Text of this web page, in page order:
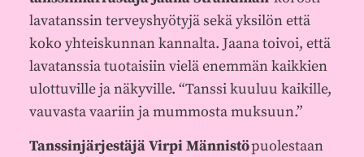
lavatanssin terveyshyötyjä sekä yksilön että
koko yhteiskunnan kannalta. Jaana toivoi, että
lavatanssia tuotaisiin vielä enemmän kaikkien
ulottuville ja näkyville. “Tanssi kuuluu kaikille,
vauvasta vaariin ja mummosta muksuun.”
Tanssinjärjestäjä Virpi Männistöpuolestaan